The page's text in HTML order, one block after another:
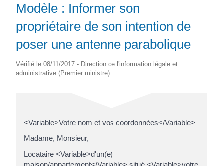
Modèle : Informer son
propriétaire de son intention de
poser une antenne parabolique
Vérifié le 08/11/2017 - Direction de l'information légale et
administrative (Premier ministre)
<Variable>Votre nom et vos coordonnées</Variable>
Madame, Monsieur,
Locataire <Variable>d'un(e)
maison/appartement</Variable> situé <Variable>votre